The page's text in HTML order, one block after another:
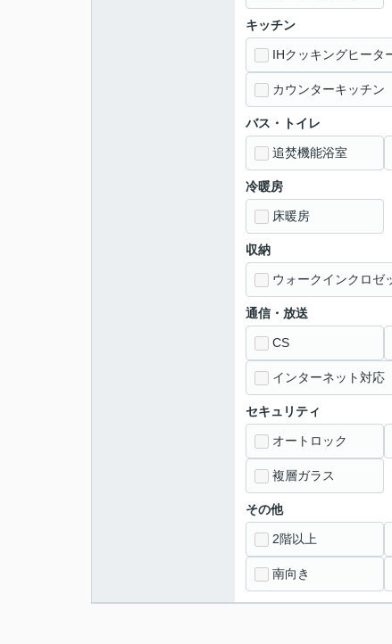
キッチン
IHクッキングヒータ
カウンターキッチン
バス・トイレ
追焚機能浴室
冷暖房
床暖房
収納
ウォークインクロゼ
通信・放送
CS
インターネット対応
セキュリティ
オートロック
複層ガラス
その他
2階以上
南向き